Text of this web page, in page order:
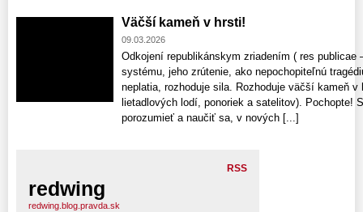
Väčší kameň v hrsti!
09.03.2026
Odkojení republikánskym zriadením ( res publicae
systému, jeho zrútenie, ako nepochopiteľnú
neplatia, rozhoduje sila. Rozhoduje väčší kameň
lietadlových lodí, ponoriek a satelitov). Pochopte!
porozumieť a naučiť sa, v nových [...]
RSS
redwing
redwing.blog.pravda.sk